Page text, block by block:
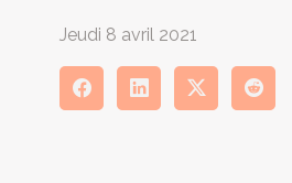
Jeudi 8 avril 2021